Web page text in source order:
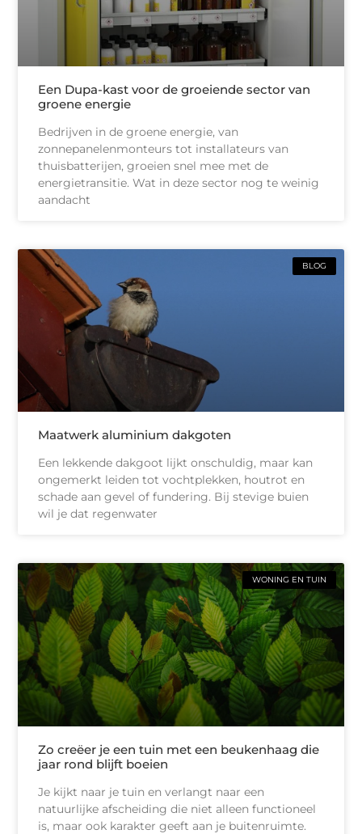
Een Dupa-kast voor de groeiende sector van
groene energie
Bedrijven in de groene energie, van
zonnepanelenmonteurs tot installateurs van
thuisbatterijen, groeien snel mee met de
energietransitie. Wat in deze sector nog te weinig
aandacht
BLOG
Maatwerk aluminium dakgoten
Een lekkende dakgoot lijkt onschuldig, maar kan
ongemerkt leiden tot vochtplekken, houtrot en
schade aan gevel of fundering. Bij stevige buien
wil je dat regenwater
WONING EN TUIN
Zo creëer je een tuin met een beukenhaag die
jaar rond blijft boeien
Je kijkt naar je tuin en verlangt naar een
natuurlijke afscheiding die niet alleen functioneel
is, maar ook karakter geeft aan je buitenruimte.